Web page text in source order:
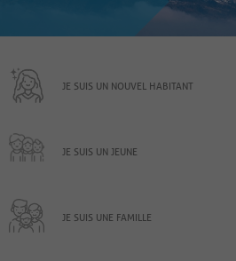
JE SUIS UN NOUVEL HABITANT
JE SUIS UN JEUNE
JE SUIS UNE FAMILLE